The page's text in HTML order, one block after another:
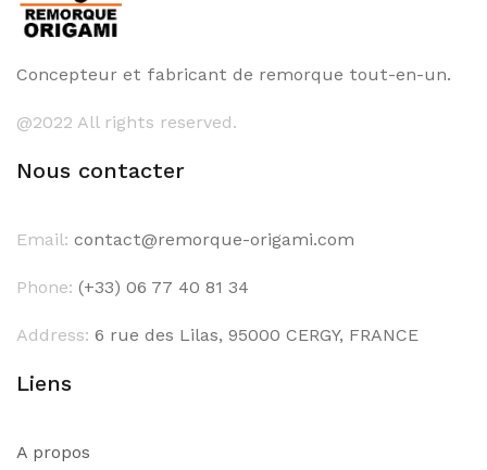
Concepteur et fabricant de remorque tout-en-un.
@2022 All rights reserved.
Nous contacter
Email: contact@remorque-origami.com
Phone: (+33) 06 77 40 81 34
Address: 6 rue des Lilas, 95000 CERGY, FRANCE
Liens
A propos